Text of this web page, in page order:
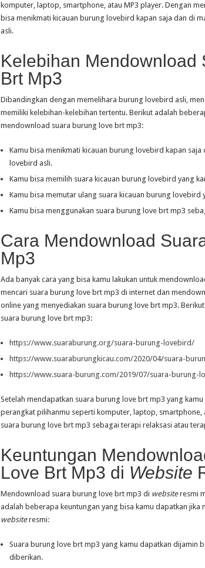
komputer, laptop, smartphone, atau MP3 player. Dengan
bisa menikmati kicauan burung lovebird kapan saja dan di
asli.
Kelebihan Mendownload
Brt Mp3
Dibandingkan dengan memelihara burung lovebird asli,
memiliki kelebihan-kelebihan tertentu. Berikut adalah
mendownload suara burung love brt mp3:
Kamu bisa menikmati kicauan burung lovebird kapan
lovebird asli.
Kamu bisa memilih suara kicauan burung lovebird yang
Kamu bisa memutar ulang suara kicauan burung lovebird
Kamu bisa menggunakan suara burung love brt mp3
Cara Mendownload
Mp3
Ada banyak cara yang bisa kamu lakukan untuk
mencari suara burung love brt mp3 di internet dan
online yang menyediakan suara burung love brt mp3.
suara burung love brt mp3:
https://www.suaraburung.org/suara-burung-lovebird/
https://www.suaraburungkicau.com/2020/04/suara-
https://www.suara-burung.com/2019/07/suara-burung-
Setelah mendapatkan suara burung love brt mp3 yang
perangkat pilihanmu seperti komputer, laptop, smartphone,
suara burung love brt mp3 sebagai terapi relaksasi atau
Keuntungan
Love Brt Mp3 di Website
Mendownload suara burung love brt mp3 di websiteresmi
adalah beberapa keuntungan yang bisa kamu dapatkan
websiteresmi:
Suara burung love brt mp3 yang kamu dapatkan dijamin
diberikan.